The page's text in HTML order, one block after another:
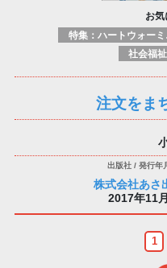
お気
特
社会福
注文をま
株式会社あさ
2017年11月
1